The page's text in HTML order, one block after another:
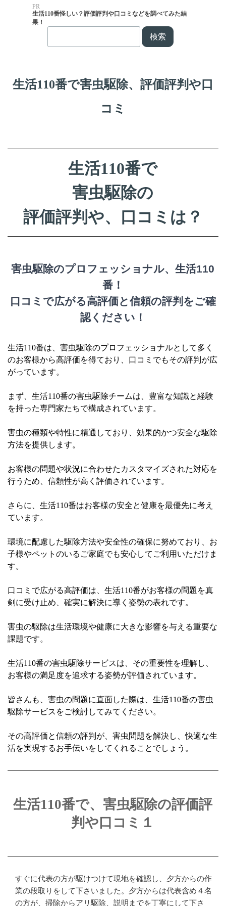
生活110番怪しい？評価評判や口コミなどを調べてみた結
果！
検索
PR
生活110番で害虫駆除、 評価評判や口
コミ
生活110番で
害虫駆除の
評価評判や、口コミは？
害虫駆除のプロフェッショナル、生活110
番！
口コミで広がる高評価と信頼の評判をご確
認ください！
生活110番は、害虫駆除のプロフェッショナルとして多く
のお客様から高評価を得ており、口コミでもその評判が広
がっています。
まず、生活110番の害虫駆除チームは、豊富な知識と経験
を持った専門家たちで構成されています。
害虫の種類や特性に精通しており、効果的かつ安全な駆除
方法を提供します。
お客様の問題や状況に合わせたカスタマイズされた対応を
行うため、信頼性が高く評価されています。
さらに、生活110番はお客様の安全と健康を最優先に考え
ています。
環境に配慮した駆除方法や安全性の確保に努めており、お
子様やペットのいるご家庭でも安心してご利用いただけま
す。
口コミで広がる高評価は、生活110番がお客様の問題を真
剣に受け止め、確実に解決に導く姿勢の表れです。
害虫の駆除は生活環境や健康に大きな影響を与える重要な
課題です。
生活110番の害虫駆除サービスは、その重要性を理解し、
お客様の満足度を追求する姿勢が評価されています。
皆さんも、害虫の問題に直面した際は、生活110番の害虫
駆除サービスをご検討してみてください。
その高評価と信頼の評判が、害虫問題を解決し、快適な生
活を実現するお手伝いをしてくれることでしょう。
生活110番で、害虫駆除の評価評
判や口コミ１
すぐに代表の方が駆けつけて現地を確認し、夕方からの作
業の段取りをして下さいました。夕方からは代表含め４名
の方が、掃除からアリ駆除、説明までを丁寧にして下さ